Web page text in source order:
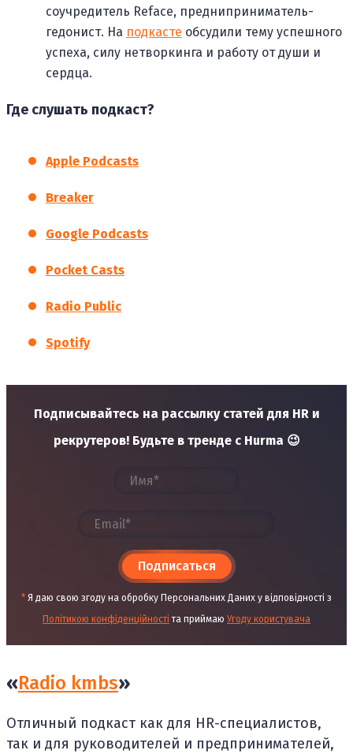
соучредитель Reface, предниприниматель-
гедонист. На подкасте обсудили тему успешного
успеха, силу нетворкинга и работу от души и
сердца.
Где слушать подкаст?
Apple Podcasts
Breaker
Google Podcasts
Pocket Casts
Radio Public
Spotify
Подписывайтесь на рассылку статей для HR и
рекрутеров! Будьте в тренде с Hurma 😉
Подписаться
* Я даю свою згоду на обробку Персональних Даних у відповідності з
Політикою конфіденційності та приймаю Угоду користувача
«Radio kmbs»
Отличный подкаст как для HR-специалистов,
так и для руководителей и предпринимателей,